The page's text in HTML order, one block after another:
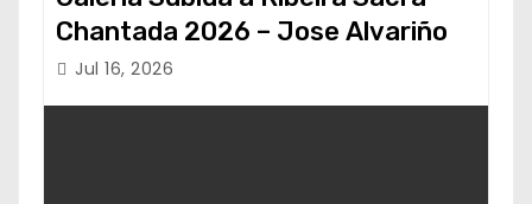
Chantada 2026 – Jose Alvariño
Jul 16, 2026